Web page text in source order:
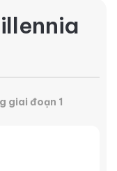
giai đoạn 1